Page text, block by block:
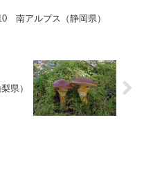
南アルプス（静岡県）
県）